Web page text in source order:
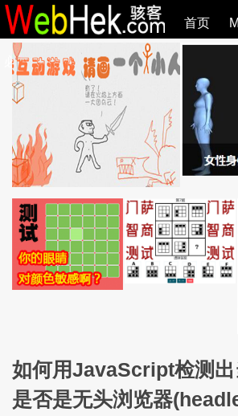
首页
必观作品 SVG教程 SVG手册
如何用JavaScript检测
是否是无头浏览器